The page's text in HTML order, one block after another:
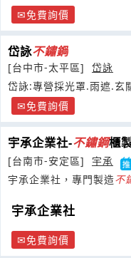
免費詢價
岱詠不鏽鋼
[台中市-太平區]
岱詠
岱詠:專營採光罩.雨遮.玄
免費詢價
宇承企業社-不鏽鋼櫃
[台南市-安定區]
宇承
宇承企業社，專門製造不
宇承企業社
免費詢價